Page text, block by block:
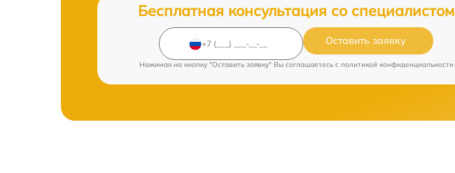
Бесплатная консультация со специалистом
Оставить заявку
Нажимая на кнопку "Оставить заявку" Вы соглашаетесь c политикой конфиденциальности